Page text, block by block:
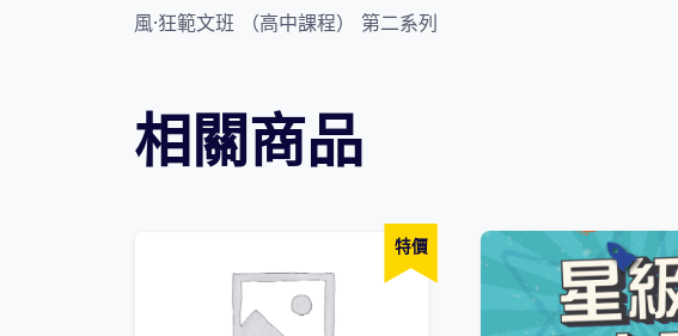
風·狂範文班 （高中課程） 第二系列
相關商品
特價